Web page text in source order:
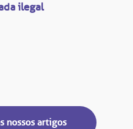
ilegal
nossos artigos